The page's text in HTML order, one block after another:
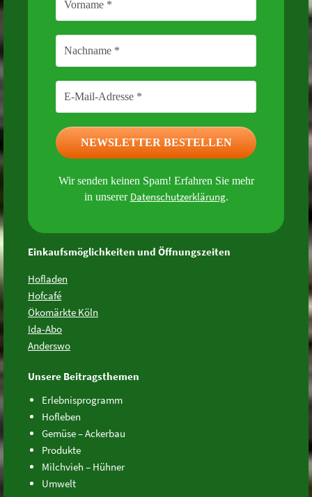
Wir senden keinen Spam! Erfahren Sie mehr
in unserer Datenschutzerklärung.
Einkaufsmöglichkeiten und Öffnungszeiten
Hofladen
Hofcafé
Ökomärkte Köln
Ida-Abo
Anderswo
Unsere Beitragsthemen
Erlebnisprogramm
Hofleben
Gemüse – Ackerbau
Produkte
Milchvieh – Hühner
Umwelt